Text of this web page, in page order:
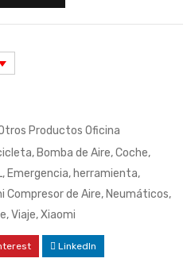
Productos Oficina
, Bomba de Aire,Coche,
, Emergencia, herramienta,
Compresor de Aire, Neumáticos,
,Viaje,Xiaomi
LinkedIn